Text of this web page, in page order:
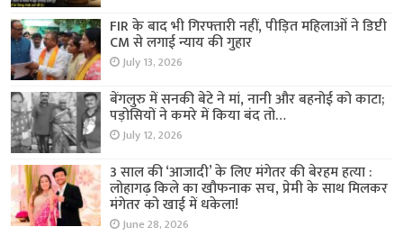
FIR के बाद भी गिरफ्तारी नहीं, पीड़ित महिलाओं ने डिप्टी
CM से लगाई न्याय की गुहार
July 13, 2026
बेंगलुरु में सनकी बेटे ने मां, नानी और बहनोई को काटा;
पड़ोसियों ने कमरे में किया बंद तो…
July 12, 2026
3 साल की ‘आजादी’ के लिए मंगेतर की बेरहम हत्या :
लोहागढ़ किले का खौफनाक सच, प्रेमी के साथ मिलकर
मंगेतर को खाई में धकेला!
June 28, 2026